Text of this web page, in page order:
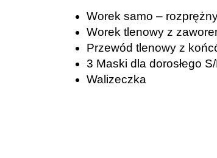
Worek samo –
Worek tlenowy z
Przewód tlenowy z
3 Maski dla dorosłego
Walizeczka